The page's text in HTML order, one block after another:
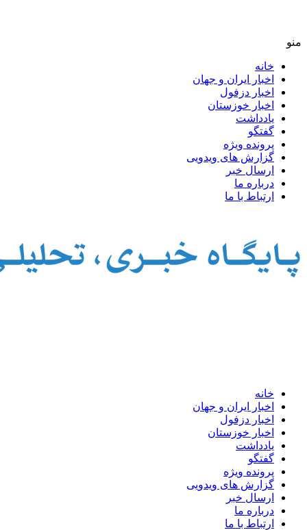
خانه
اخبار ایران و جهان
اخبار دزفول
اخبار خوزستان
یادداشت
گفتگو
پرونده ویژه
گزارش های ویدویی
ارسال خبر
درباره ما
ارتباط با ما
خانه
اخبار ایران و جهان
اخبار دزفول
اخبار خوزستان
یادداشت
گفتگو
پرونده ویژه
گزارش های ویدویی
ارسال خبر
درباره ما
ارتباط با ما